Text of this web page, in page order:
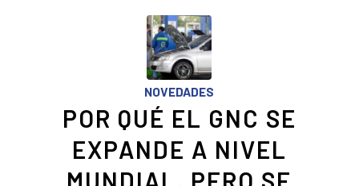
NOVEDADES
POR QUÉ EL GNC SE
EXPANDE A NIVEL